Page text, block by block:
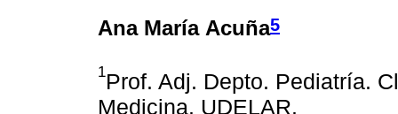
Ana María Acuña5
1Prof. Adj. Depto. Pediatría.
Medicina. UDELAR.